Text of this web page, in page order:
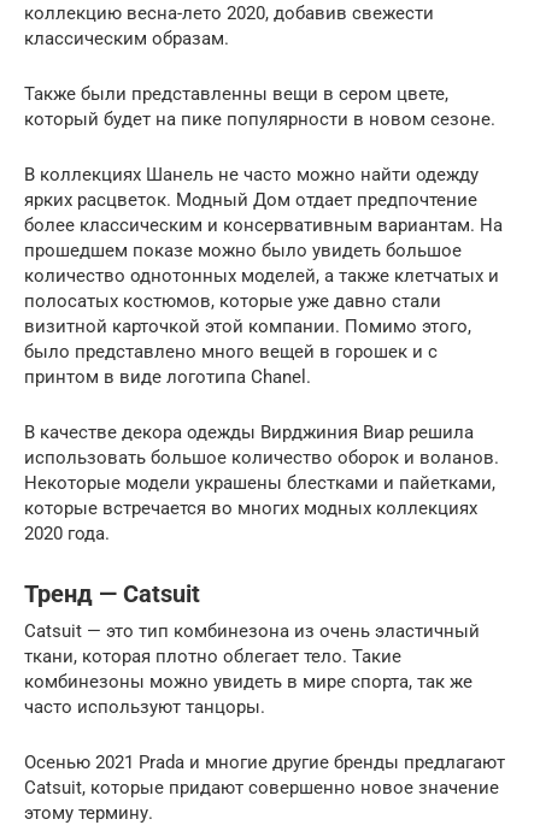
коллекцию весна-лето 2020, добавив свежести
классическим образам.
Также были представленны вещи в сером цвете,
который будет на пике популярности в новом сезоне.
В коллекциях Шанель не часто можно найти одежду
ярких расцветок. Модный Дом отдает предпочтение
более классическим и консервативным вариантам. На
прошедшем показе можно было увидеть большое
количество однотонных моделей, а также клетчатых и
полосатых костюмов, которые уже давно стали
визитной карточкой этой компании. Помимо этого,
было представлено много вещей в горошек и с
принтом в виде логотипа Chanel.
В качестве декора одежды Вирджиния Виар решила
использовать большое количество оборок и воланов.
Некоторые модели украшены блестками и пайетками,
которые встречается во многих модных коллекциях
2020 года.
Тренд — Catsuit
Catsuit — это тип комбинезона из очень эластичный
ткани, которая плотно облегает тело. Такие
комбинезоны можно увидеть в мире спорта, так же
часто используют танцоры.
Осенью 2021 Prada и многие другие бренды предлагают
Catsuit, которые придают совершенно новое значение
этому термину.